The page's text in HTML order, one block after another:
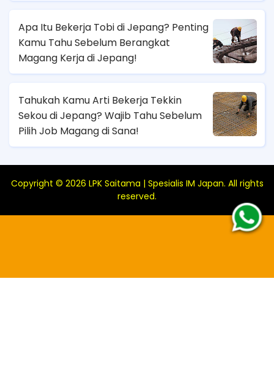
Apa Itu Bekerja Tobi di Jepang? Penting
Kamu Tahu Sebelum Berangkat
Magang Kerja di Jepang!
Tahukah Kamu Arti Bekerja Tekkin
Sekou di Jepang? Wajib Tahu Sebelum
Pilih Job Magang di Sana!
Copyright © 2026 LPK Saitama | Spesialis IM Japan. All rights
reserved.